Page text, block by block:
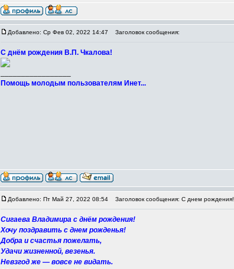
Добавлено: Ср Фев 02, 2022 14:47 Заголовок сообщения:
С днём рождения В.П. Чкалова!
Помощь молодым пользователям Инет...
Добавлено: Пт Май 27, 2022 08:54 Заголовок сообщения: С днем рождения!
Сигаева Владимира с днём рождения!
Хочу поздравить с днем рожденья!
Добра и счастья пожелать,
Удачи жизненной, везенья.
Невзгод же — вовсе не видать.